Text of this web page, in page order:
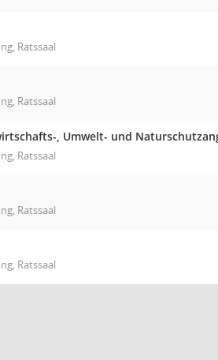
Ratssaal
Ratssaal
, Umwelt- und
Ratssaal
Ratssaal
Ratssaal